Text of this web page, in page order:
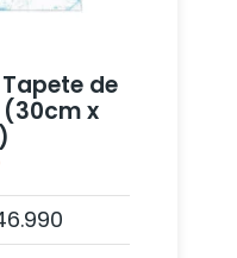
de
(30cm x